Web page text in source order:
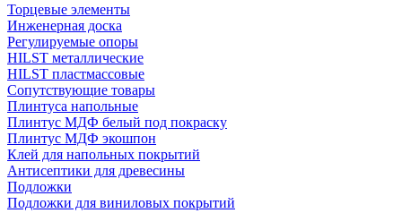
Торцевые элементы
Инженерная доска
Регулируемые опоры
HILST металлические
HILST пластмассовые
Сопутствующие товары
Плинтуса напольные
Плинтус МДФ белый под покраску
Плинтус МДФ экошпон
Клей для напольных покрытий
Антисептики для древесины
Подложки
Подложки для виниловых покрытий